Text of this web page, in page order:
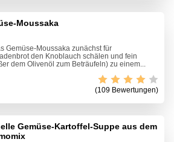
Moussaka
Gemüse-Moussaka zunächst für
den Knoblauch schälen und fein
dem Olivenöl zum Beträufeln) zu einem...
(109 Bewertungen)
Gemüse-Kartoffel-Suppe aus dem